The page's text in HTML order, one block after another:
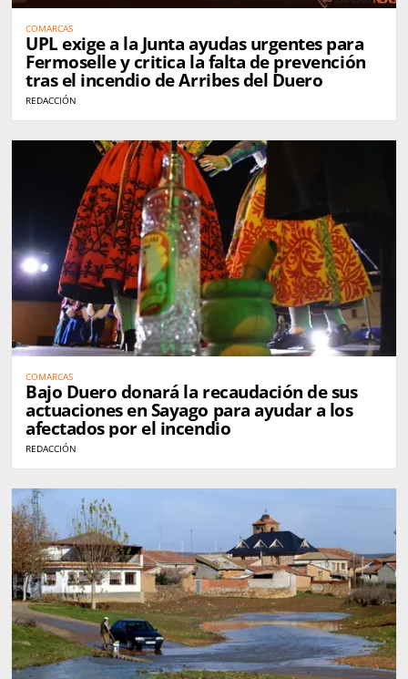
COMARCAS
UPL exige a la Junta ayudas urgentes para
Fermoselle y critica la falta de prevención
tras el incendio de Arribes del Duero
REDACCIÓN
COMARCAS
Bajo Duero donará la recaudación de sus
actuaciones en Sayago para ayudar a los
afectados por el incendio
REDACCIÓN